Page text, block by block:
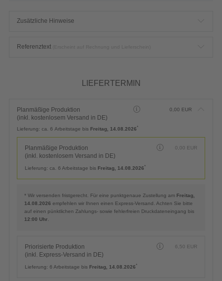
Zusätzliche Hinweise
Referenztext
LIEFERTERMIN
Planmäßige Produktion
(inkl. kostenlosem Versand in DE)
0,00 EUR
Lieferung: ca. 6 Arbeitstage bis Freitag, 14.08.2026*
Planmäßige Produktion
(inkl. kostenlosem Versand in DE)
0,00 EUR
Lieferung: ca. 6 Arbeitstage bis Freitag, 14.08.2026*
* Wir versenden fristgerecht. Für eine punktgenaue Zustellung am Freitag,
14.08.2026 empfehlen wir Ihnen einen Express-Versand. Achten Sie bitte
auf einen pünktlichen Zahlungs- sowie fehlerfreien Druckdateneingang bis
12:00 Uhr
Priorisierte Produktion
(inkl. Express-Versand in DE)
6,50 EUR
Lieferung: 6 Arbeitstage bis Freitag, 14.08.2026*